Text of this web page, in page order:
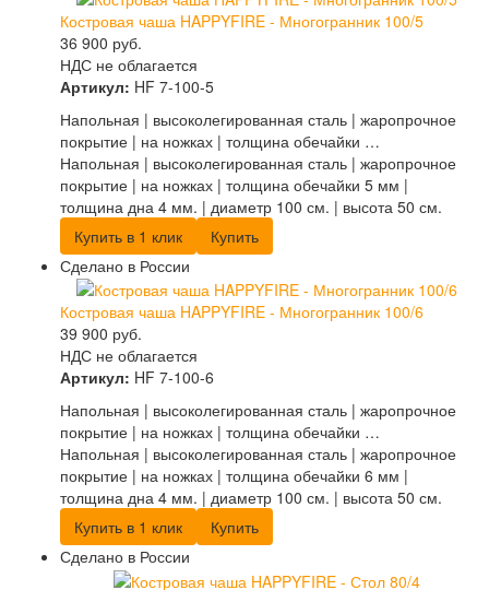
Костровая чаша HAPPYFIRE - Многогранник 100/5
36 900 руб.
НДС не облагается
Артикул: HF 7-100-5
Напольная | высоколегированная сталь | жаропрочное
покрытие | на ножках | толщина обечайки …
Напольная | высоколегированная сталь | жаропрочное
покрытие | на ножках | толщина обечайки 5 мм |
толщина дна 4 мм. | диаметр 100 см. | высота 50 см.
Купить в 1 клик
Купить
Сделано в России
Костровая чаша HAPPYFIRE - Многогранник 100/6
39 900 руб.
НДС не облагается
Артикул: HF 7-100-6
Напольная | высоколегированная сталь | жаропрочное
покрытие | на ножках | толщина обечайки …
Напольная | высоколегированная сталь | жаропрочное
покрытие | на ножках | толщина обечайки 6 мм |
толщина дна 4 мм. | диаметр 100 см. | высота 50 см.
Купить в 1 клик
Купить
Сделано в России